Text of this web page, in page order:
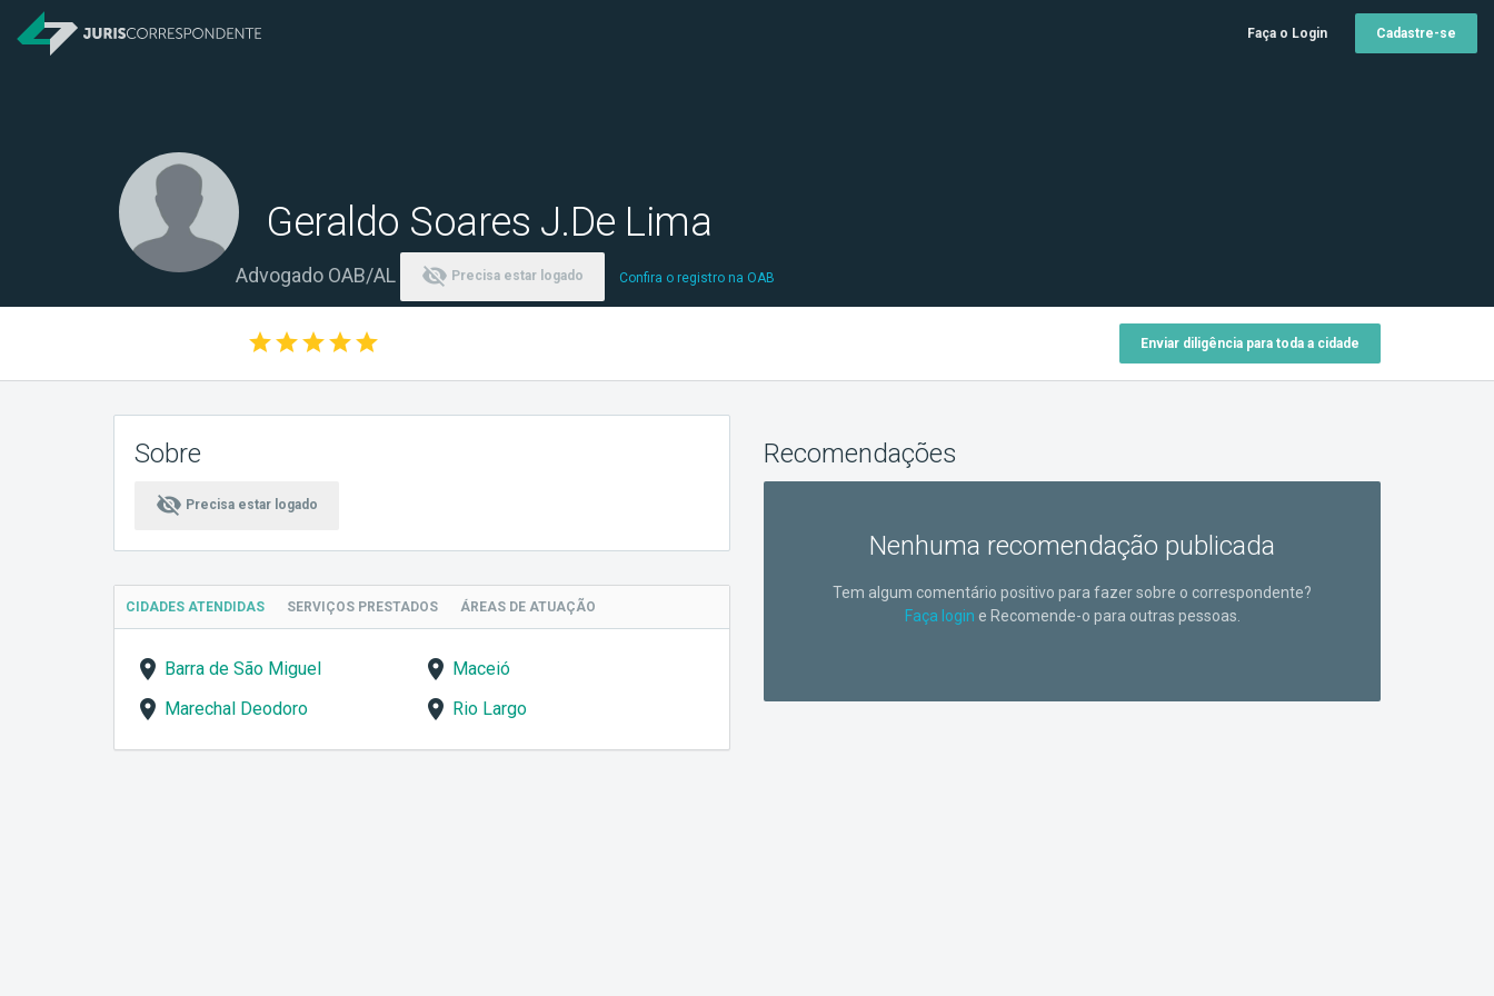
Faça o Login Cadastre-se
Geraldo Soares J.De Lima
Advogado OAB/AL visibility_off Precisa estar logado Confira o registro na OAB
starstarstarstarstar Enviar diligência para toda a cidade
Sobre
visibility_off Precisa estar logado
CIDADES ATENDIDAS SERVIÇOS PRESTADOS ÁREAS DE ATUAÇÃO
Barra de São Miguel
Maceió
Marechal Deodoro
Rio Largo
Recomendações
Nenhuma recomendação publicada
Tem algum comentário positivo para fazer sobre o correspondente?
Faça login e Recomende-o para outras pessoas.